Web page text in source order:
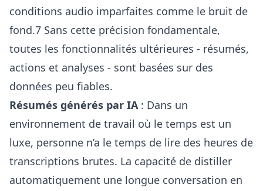
conditions audio imparfaites comme le bruit de
fond.7 Sans cette précision fondamentale,
toutes les fonctionnalités ultérieures - résumés,
actions et analyses - sont basées sur des
données peu fiables.
Résumés générés par IA: Dans un
environnement de travail où le temps est un
luxe, personne n’a le temps de lire des heures de
transcriptions brutes. La capacité de distiller
automatiquement une longue conversation en